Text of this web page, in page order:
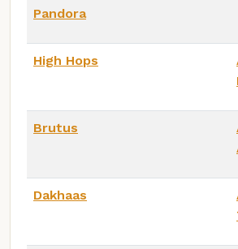
Pandora
High Hops
Brutus
Dakhaas